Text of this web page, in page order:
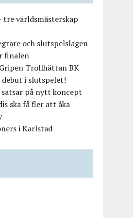
världsmästerskap
och slutspelslagen
finalen
Trollhättan BK
debut i slutspelet!
på nytt koncept
ska få fler att åka
i Karlstad